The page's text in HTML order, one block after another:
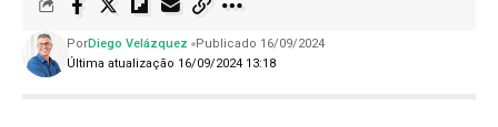
Última atualização 16/09/2024 13:18
PorDiego Velázquez Publicado 16/09/2024